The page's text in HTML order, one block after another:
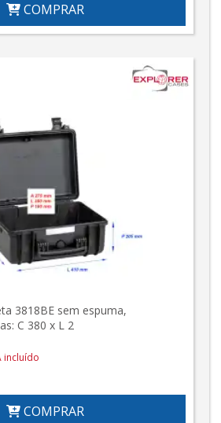
COMPRAR
3818BE sem espuma,
C 380 x L 2
incluído
COMPRAR